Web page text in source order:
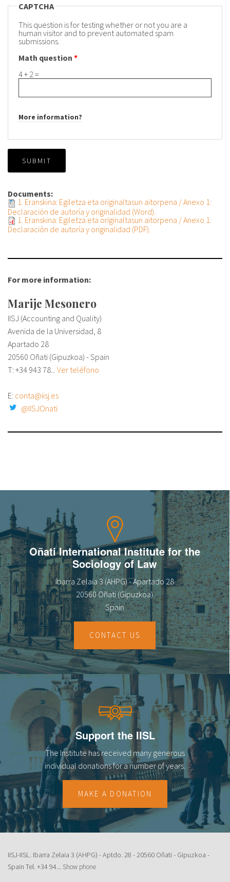
CAPTCHA
This question is for testing whether or not you are a
human visitor and to prevent automated spam
submissions.
Math question *
4 + 2 =
More information?
SUBMIT
Documents:
1. Eranskina: Egiletza eta originaltasun aitorpena / Anexo 1:
Declaración de autoría y originalidad (Word).
1. Eranskina: Egiletza eta originaltasun aitorpena / Anexo 1:
Declaración de autoría y originalidad (PDF).
For more information:
Marije Mesonero
IISJ (Accounting and Quality)
Avenida de la Universidad, 8
Apartado 28
20560 Oñati (Gipuzkoa) - Spain
T: +34 943 78... Ver teléfono
E: conta@iisj.es
@IISJOnati
Oñati International Institute for the
Sociology of Law
Ibarra Zelaia 3 (AHPG) - Apartado 28
20560 Oñati (Gipuzkoa)
Spain
CONTACT US
Support the IISL
The Institute has received many generous
individual donations for a number of years.
MAKE A DONATION
IISJ-IISL. Ibarra Zelaia 3 (AHPG) - Aptdo. 28 - 20560 Oñati - Gipuzkoa -
Spain Tel. +34 94... Show phone